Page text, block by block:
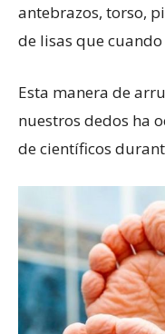
antebrazos, torso,
de lisas que
Esta manera de
nuestros dedos ha
de científicos